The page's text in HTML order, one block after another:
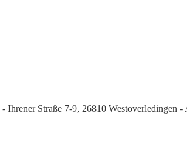
Ihrener Straße 7-9, 26810 Westoverledingen -